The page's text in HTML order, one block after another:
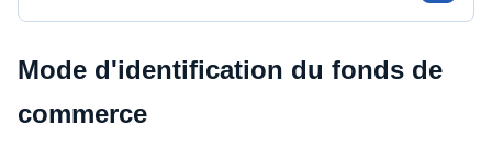
Mode d'identification du fonds de
commerce